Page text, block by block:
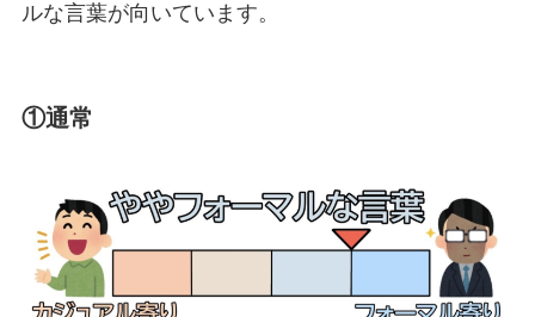
ルな言葉が向いています。
①通常